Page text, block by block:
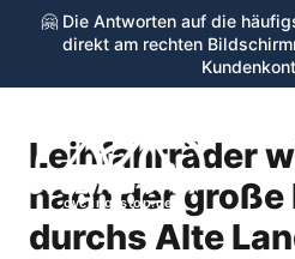
🤗 Die Antworten auf die
direkt am rechten
cycling-stop.de
Leihfahrräder
nach der große
durchs Alte